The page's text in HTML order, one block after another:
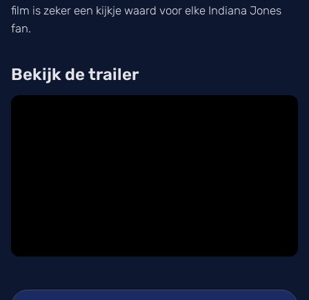
film is zeker een kijkje waard voor elke Indiana Jones
fan.
Bekijk de trailer